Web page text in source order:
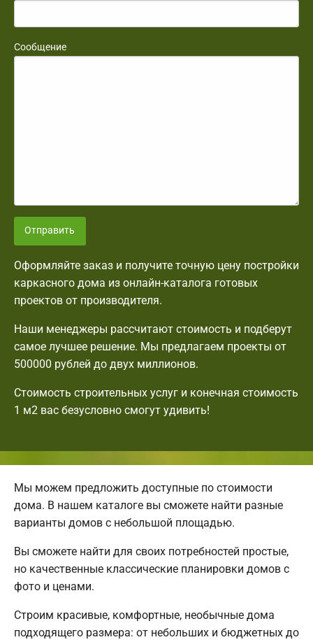
Сообщение
Отправить
Оформляйте заказ и получите точную цену постройки
каркасного дома из онлайн-каталога готовых
проектов от производителя.
Наши менеджеры рассчитают стоимость и подберут
самое лучшее решение. Мы предлагаем проекты от
500000 рублей до двух миллионов.
Стоимость строительных услуг и конечная стоимость
1 м2 вас безусловно смогут удивить!
Мы можем предложить доступные по стоимости
дома. В нашем каталоге вы сможете найти разные
варианты домов с небольшой площадью.
Вы сможете найти для своих потребностей простые,
но качественные классические планировки домов с
фото и ценами.
Строим красивые, комфортные, необычные дома
подходящего размера: от небольших и бюджетных до